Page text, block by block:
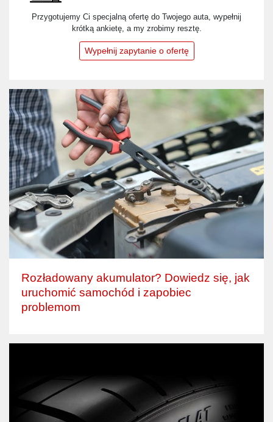
Przygotujemy Ci specjalną ofertę do Twojego auta, wypełnij
krótką ankietę, a my zrobimy resztę.
Wypełnij zapytanie o ofertę
Rozładowany akumulator? Dowiedz się, jak
uruchomić samochód i zapobiec
problemom